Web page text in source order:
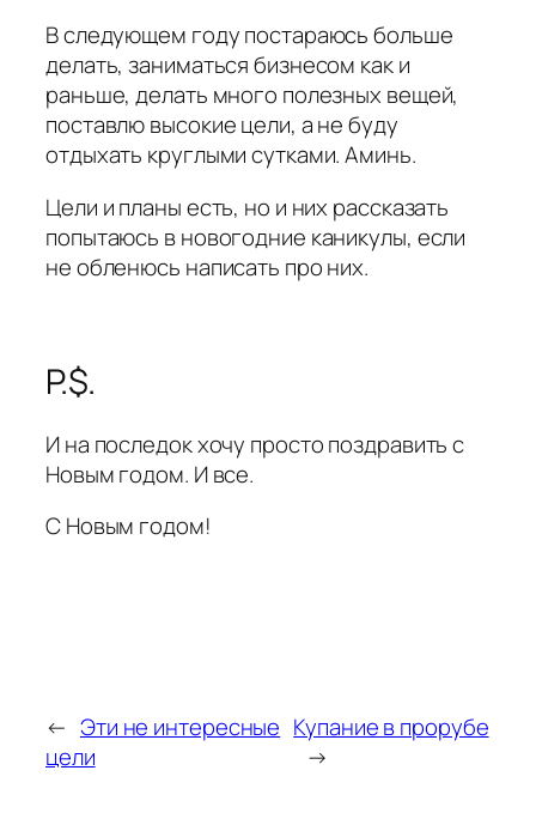
В следующем году постараюсь больше
делать, заниматься бизнесом как и
раньше, делать много полезных вещей,
поставлю высокие цели, а не буду
отдыхать круглыми сутками. Аминь.
Цели и планы есть, но и них рассказать
попытаюсь в новогодние каникулы, если
не обленюсь написать про них.
P.$.
И на последок хочу просто поздравить с
Новым годом. И все.
С Новым годом!
← Эти не интересные
цели
Купание в прорубе
→